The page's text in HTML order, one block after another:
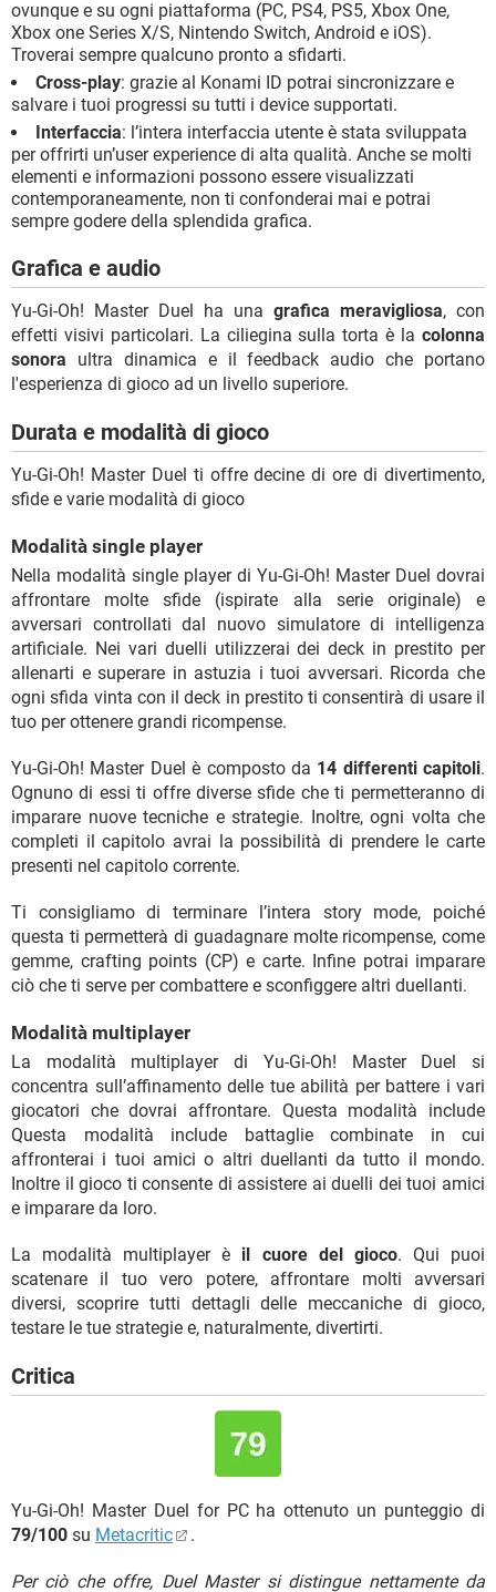
ovunque e su ogni piattaforma (PC, PS4, PS5, Xbox One,
Xbox one Series X/S, Nintendo Switch, Android e iOS).
Troverai sempre qualcuno pronto a sfidarti.
Cross-play: grazie al Konami ID potrai sincronizzare e
salvare i tuoi progressi su tutti i device supportati.
Interfaccia: l’intera interfaccia utente è stata sviluppata
per offrirti un’user experience di alta qualità. Anche se molti
elementi e informazioni possono essere visualizzati
contemporaneamente, non ti confonderai mai e potrai
sempre godere della splendida grafica.
Grafica e audio
Yu-Gi-Oh! Master Duel ha una grafica meravigliosa, con
effetti visivi particolari. La ciliegina sulla torta è la colonna
sonora ultra dinamica e il feedback audio che portano
l'esperienza di gioco ad un livello superiore.
Durata e modalità di gioco
Yu-Gi-Oh! Master Duel ti offre decine di ore di divertimento,
sfide e varie modalità di gioco
Modalità single player
Nella modalità single player di Yu-Gi-Oh! Master Duel dovrai
affrontare molte sfide (ispirate alla serie originale) e
avversari controllati dal nuovo simulatore di intelligenza
artificiale. Nei vari duelli utilizzerai dei deck in prestito per
allenarti e superare in astuzia i tuoi avversari. Ricorda che
ogni sfida vinta con il deck in prestito ti consentirà di usare il
tuo per ottenere grandi ricompense.
Yu-Gi-Oh! Master Duel è composto da 14 differenti capitoli.
Ognuno di essi ti offre diverse sfide che ti permetteranno di
imparare nuove tecniche e strategie. Inoltre, ogni volta che
completi il capitolo avrai la possibilità di prendere le carte
presenti nel capitolo corrente.
Ti consigliamo di terminare l’intera story mode, poiché
questa ti permetterà di guadagnare molte ricompense, come
gemme, crafting points (CP) e carte. Infine potrai imparare
ciò che ti serve per combattere e sconfiggere altri duellanti.
Modalità multiplayer
La modalità multiplayer di Yu-Gi-Oh! Master Duel si
concentra sull’affinamento delle tue abilità per battere i vari
giocatori che dovrai affrontare. Questa modalità include
Questa modalità include battaglie combinate in cui
affronterai i tuoi amici o altri duellanti da tutto il mondo.
Inoltre il gioco ti consente di assistere ai duelli dei tuoi amici
e imparare da loro.
La modalità multiplayer è il cuore del gioco. Qui puoi
scatenare il tuo vero potere, affrontare molti avversari
diversi, scoprire tutti dettagli delle meccaniche di gioco,
testare le tue strategie e, naturalmente, divertirti.
Critica
Yu-Gi-Oh! Master Duel for PC ha ottenuto un punteggio di
79/100 su Metacritic .
Per ciò che offre, Duel Master si distingue nettamente da